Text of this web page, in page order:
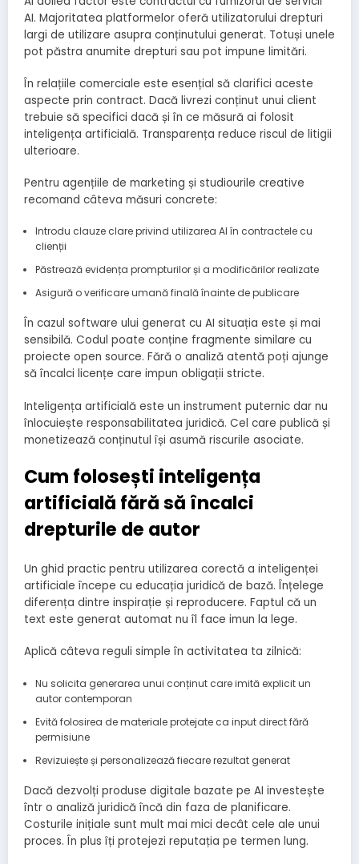
AI. Majoritatea platformelor oferă utilizatorului drepturi
largi de utilizare asupra conținutului generat. Totuși unele
pot păstra anumite drepturi sau pot impune limitări.
În relațiile comerciale este esențial să clarifici aceste
aspecte prin contract. Dacă livrezi conținut unui client
trebuie să specifici dacă și în ce măsură ai folosit
inteligența artificială. Transparența reduce riscul de litigii
ulterioare.
Pentru agențiile de marketing și studiourile creative
recomand câteva măsuri concrete:
Introdu clauze clare privind utilizarea AI în contractele cu
clienții
Păstrează evidența prompturilor și a modificărilor realizate
Asigură o verificare umană finală înainte de publicare
În cazul software ului generat cu AI situația este și mai
sensibilă. Codul poate conține fragmente similare cu
proiecte open source. Fără o analiză atentă poți ajunge
să încalci licențe care impun obligații stricte.
Inteligența artificială este un instrument puternic dar nu
înlocuiește responsabilitatea juridică. Cel care publică și
monetizează conținutul își asumă riscurile asociate.
Cum folosești inteligența
artificială fără să încalci
drepturile de autor
Un ghid practic pentru utilizarea corectă a inteligenței
artificiale începe cu educația juridică de bază. Înțelege
diferența dintre inspirație și reproducere. Faptul că un
text este generat automat nu îl face imun la lege.
Aplică câteva reguli simple în activitatea ta zilnică:
Nu solicita generarea unui conținut care imită explicit un
autor contemporan
Evită folosirea de materiale protejate ca input direct fără
permisiune
Revizuiește și personalizează fiecare rezultat generat
Dacă dezvolți produse digitale bazate pe AI investește
într o analiză juridică încă din faza de planificare.
Costurile inițiale sunt mult mai mici decât cele ale unui
proces. În plus îți protejezi reputația pe termen lung.